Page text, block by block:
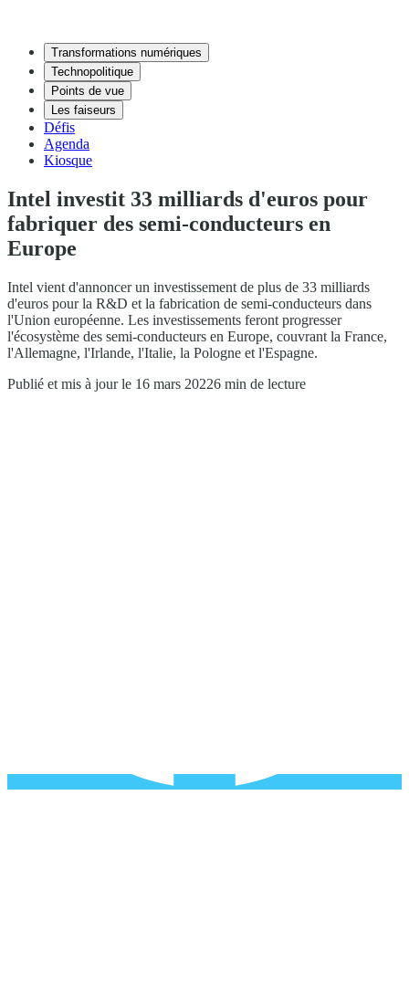
Transformations numériques
Technopolitique
Points de vue
Les faiseurs
Défis
Agenda
Kiosque
Intel investit 33 milliards d'euros pour
fabriquer des semi-conducteurs en
Europe
Intel vient d'annoncer un investissement de plus de 33 milliards
d'euros pour la R&D et la fabrication de semi-conducteurs dans
l'Union européenne. Les investissements feront progresser
l'écosystème des semi-conducteurs en Europe, couvrant la France,
l'Allemagne, l'Irlande, l'Italie, la Pologne et l'Espagne.
Publié et mis à jour le 16 mars 20226 min de lecture